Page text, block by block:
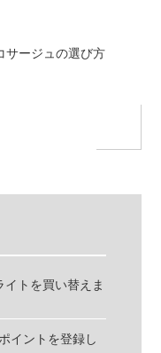
サージュの選び方
イトを買い替えま
イントを登録し